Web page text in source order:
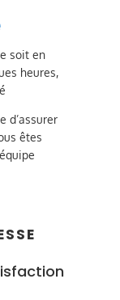
soit en
heures,
d’assurer
êtes